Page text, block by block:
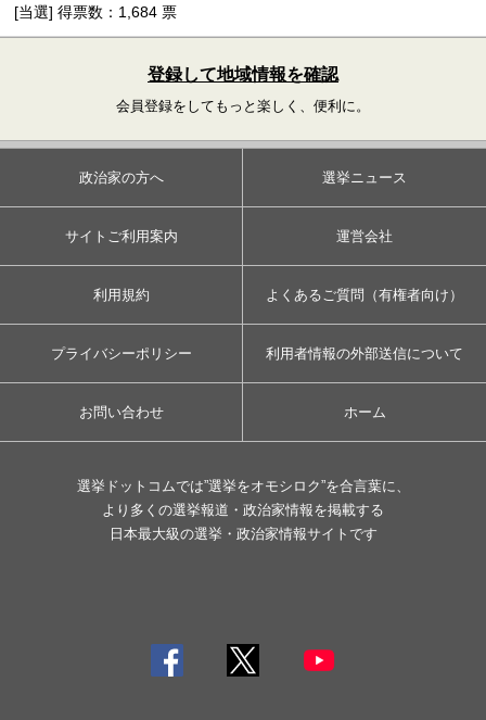
[当選] 得票数：1,684 票
登録して地域情報を確認
会員登録をしてもっと楽しく、便利に。
政治家の方へ 選挙ニュース
サイトご利用案内 運営会社
利用規約 よくあるご質問（有権者向け）
プライバシーポリシー 利用者情報の外部送信について
お問い合わせ ホーム
選挙ドットコムでは”選挙をオモシロク”を合言葉に、
より多くの選挙報道・政治家情報を掲載する
日本最大級の選挙・政治家情報サイトです